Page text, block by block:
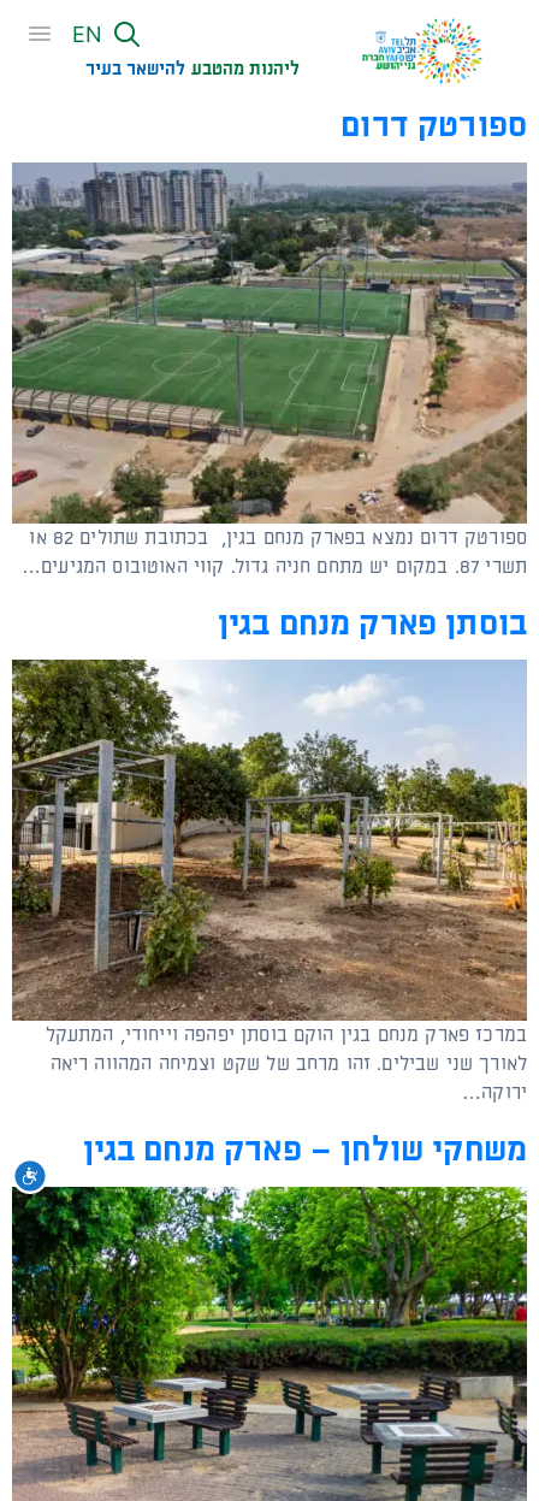
מֻפְעֶלֶת
מַעֲרֶכֶת
נָגִישׁ
בִּקְלִיק
הַמְּסַיַּעַת
לִנְגִישׁוּת
הָאֲתָר.
EN
ליהנות מהטבע להישאר בעיר​
ספורטק דרום
ספורטק דרום נמצא בפארק מנחם בגין, בכתובת שתולים 82 או
תשרי 87. במקום יש מתחם חניה גדול. קווי האוטובוס המגיעים…
בוסתן פארק מנחם בגין
במרכז פארק מנחם בגין הוקם בוסתן יפהפה וייחודי, המתעקל
לאורך שני שבילים. זהו מרחב של שקט וצמיחה המהווה ריאה
ירוקה…
משחקי שולחן – פארק מנחם בגין